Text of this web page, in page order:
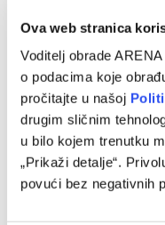
Ova web stranica
Voditelj obrade
o podacima koje
pročitajte u našoj
drugim sličnim
u bilo kojem trenutku
„Prikaži detalje“.
povući bez negativnih